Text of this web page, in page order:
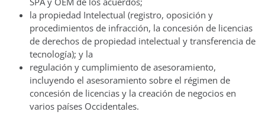
la propiedad Intelectual (registro, oposición y
procedimientos de infracción, la concesión de licencias
de derechos de propiedad intelectual y transferencia de
tecnología); y la
regulación y cumplimiento de asesoramiento,
incluyendo el asesoramiento sobre el régimen de
concesión de licencias y la creación de negocios en
varios países Occidentales.